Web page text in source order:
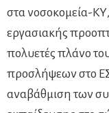
στα νοσοκομεία-
εργασιακής
πολυετές πλάνο
προσλήψεων στο
αναβάθμιση των